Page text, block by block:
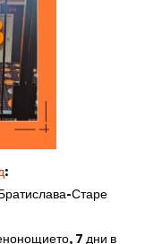
:
Старе
7 дни в